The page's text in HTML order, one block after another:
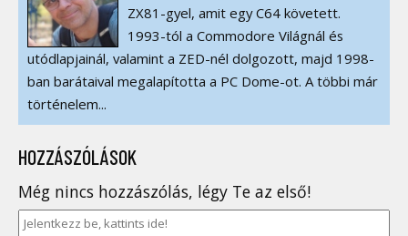
ZX81-gyel, amit egy C64 követett.
1993-tól a Commodore Világnál és
utódlapjainál, valamint a ZED-nél dolgozott, majd 1998-
ban barátaival megalapította a PC Dome-ot. A többi már
történelem...
HOZZÁSZÓLÁSOK
Még nincs hozzászólás, légy Te az első!